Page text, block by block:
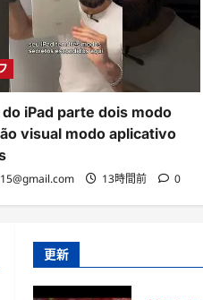
iPad parte dois modo
visual modo aplicativo
13時間前 0
更新